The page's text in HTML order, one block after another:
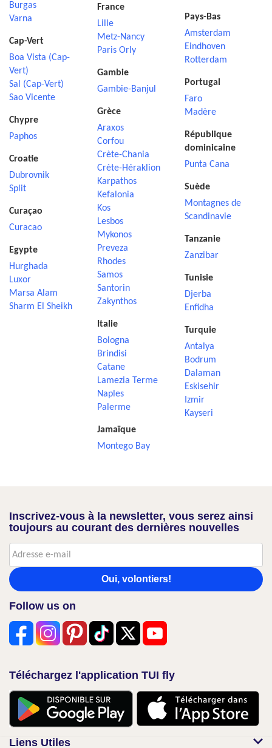
Burgas
Varna
Cap-Vert
Boa Vista (Cap-
Vert)
Sal (Cap-Vert)
Sao Vicente
Chypre
Paphos
Croatie
Dubrovnik
Split
Curaçao
Curacao
Egypte
Hurghada
Luxor
Marsa Alam
Sharm El Sheikh
France
Lille
Metz-Nancy
Paris Orly
Gambie
Gambie-Banjul
Grèce
Araxos
Corfou
Crète-Chania
Crète-Héraklion
Karpathos
Kefalonia
Kos
Lesbos
Mykonos
Preveza
Rhodes
Samos
Santorin
Zakynthos
Italie
Bologna
Brindisi
Catane
Lamezia Terme
Naples
Palerme
Jamaïque
Montego Bay
Pays-Bas
Amsterdam
Eindhoven
Rotterdam
Portugal
Faro
Madère
République
dominicaine
Punta Cana
Suède
Montagnes de
Scandinavie
Tanzanie
Zanzibar
Tunisie
Djerba
Enfidha
Turquie
Antalya
Bodrum
Dalaman
Eskisehir
Izmir
Kayseri
Inscrivez-vous à la newsletter, vous serez ainsi
toujours au courant des dernières nouvelles
Oui, volontiers!
Follow us on
Téléchargez l'application TUI fly
Liens Utiles